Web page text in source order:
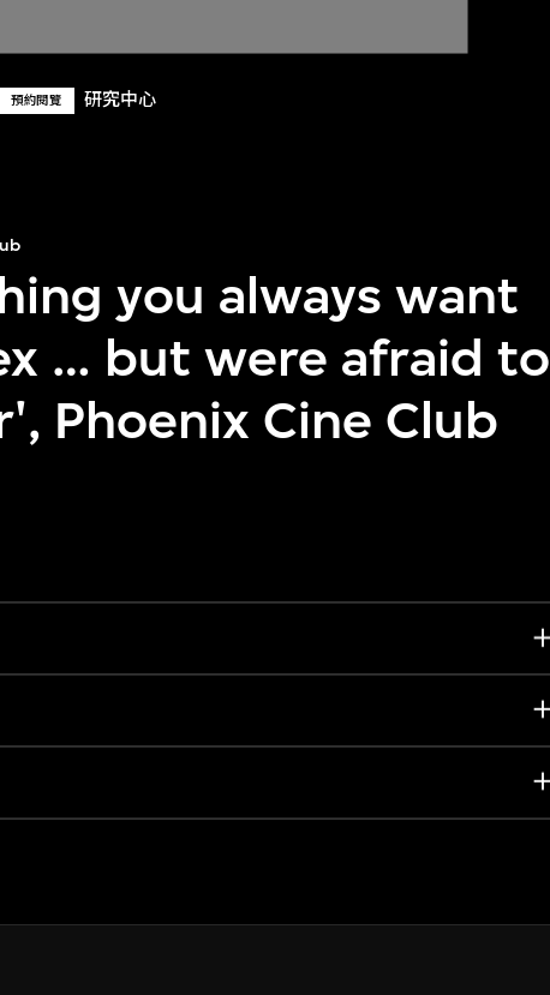
預約閱覽 研究中心
you always want
… but were afraid to
Phoenix Cine Club